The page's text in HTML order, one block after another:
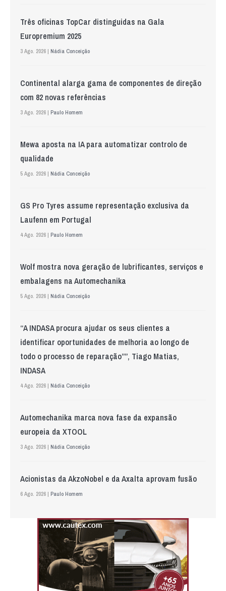
Três oficinas TopCar distinguidas na Gala
Europremium 2025
3 Ago. 2026 | Nádia Conceição
Continental alarga gama de componentes de direção
com 82 novas referências
3 Ago. 2026 | Paulo Homem
Mewa aposta na IA para automatizar controlo de
qualidade
5 Ago. 2026 | Nádia Conceição
GS Pro Tyres assume representação exclusiva da
Laufenn em Portugal
4 Ago. 2026 | Paulo Homem
Wolf mostra nova geração de lubrificantes, serviços e
embalagens na Automechanika
5 Ago. 2026 | Nádia Conceição
“A INDASA procura ajudar os seus clientes a
identificar oportunidades de melhoria ao longo de
todo o processo de reparação””, Tiago Matias,
INDASA
4 Ago. 2026 | Nádia Conceição
Automechanika marca nova fase da expansão
europeia da XTOOL
3 Ago. 2026 | Nádia Conceição
Acionistas da AkzoNobel e da Axalta aprovam fusão
6 Ago. 2026 | Paulo Homem